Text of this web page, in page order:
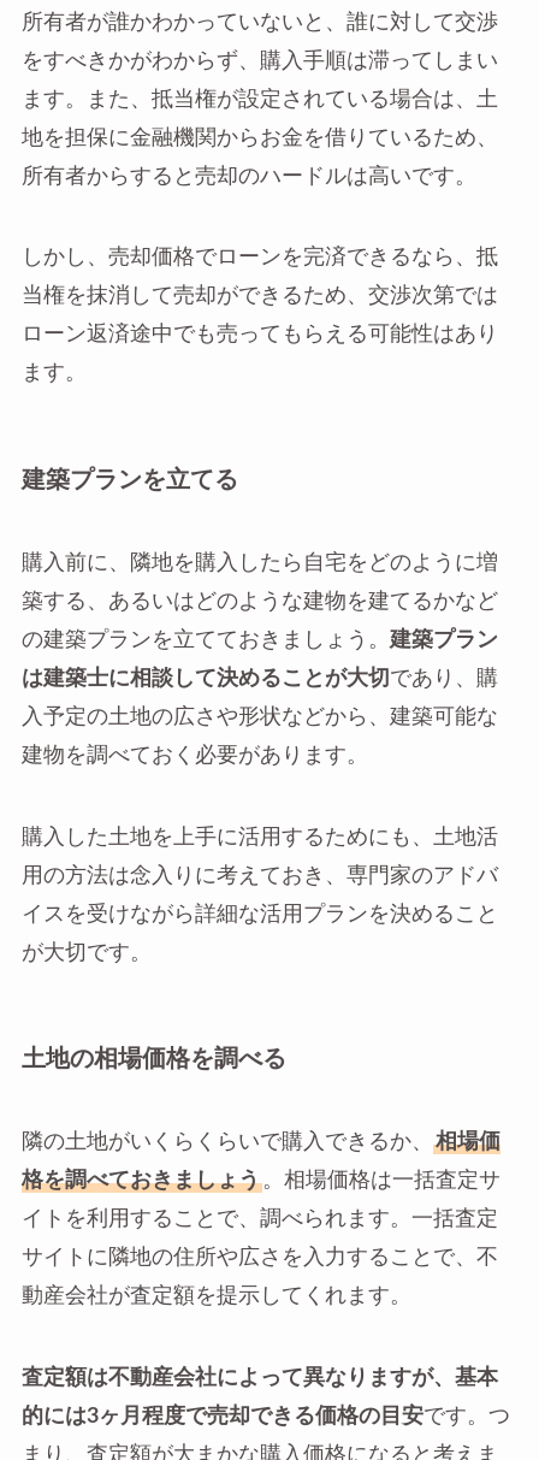
所有者が誰かわかっていないと、誰に対して交渉
をすべきかがわからず、購入手順は滞ってしまい
ます。また、抵当権が設定されている場合は、土
地を担保に金融機関からお金を借りているため、
所有者からすると売却のハードルは高いです。
しかし、売却価格でローンを完済できるなら、抵
当権を抹消して売却ができるため、交渉次第では
ローン返済途中でも売ってもらえる可能性はあり
ます。
建築プランを立てる
購入前に、隣地を購入したら自宅をどのように増
築する、あるいはどのような建物を建てるかなど
の建築プランを立てておきましょう。 建築プラン
は建築士に相談して決めることが大切 であり、購
入予定の土地の広さや形状などから、建築可能な
建物を調べておく必要があります。
購入した土地を上手に活用するためにも、土地活
用の方法は念入りに考えておき、専門家のアドバ
イスを受けながら詳細な活用プランを決めること
が大切です。
土地の相場価格を調べる
隣の土地がいくらくらいで購入できるか、
相場価
格を調べておきましょう。相場価格は一括査定サ
イトを利用することで、調べられます。一括査定
サイトに隣地の住所や広さを入力することで、不
動産会社が査定額を提示してくれます。
査定額は不動産会社によって異なりますが、基本
的には3ヶ月程度で売却できる価格の目安です。つ
まり、査定額が大まかな購入価格になると考えま